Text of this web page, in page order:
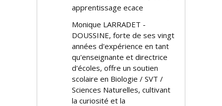
apprentissage efficace
Monique LARRADET -
DOUSSINE, forte de ses vingt
années d'expérience en tant
qu'enseignante et directrice
d'écoles, offre un soutien
scolaire en Biologie / SVT /
Sciences Naturelles, cultivant
la curiosité et la